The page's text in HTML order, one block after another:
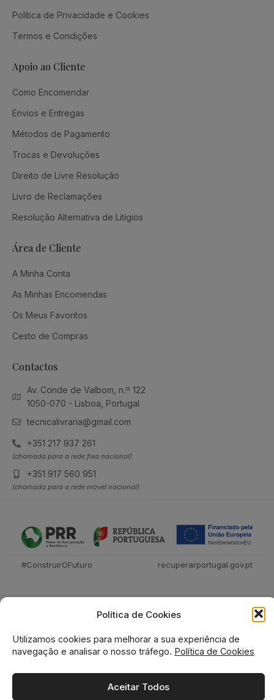
Política de Cookies
Utilizamos cookies para melhorar a sua experiência de
navegação e analisar o nosso tráfego. Política de Cookies
Aceitar Todos
Política de Privacidade e Cookies
Termos e Condições
Apoio ao Cliente
Como Encomendar
Envios e Entregas
Métodos de Pagamento
Trocas e Devoluções
Direito de Livre Resolução
Livro de Reclamações
Resolução Alternativa de Litígios
Área de Cliente
A Minha Conta
As Minhas Encomendas
Os Meus Favoritos
Cesto de Compras
Contactos
Av. Conde de Valbom, n.º 122
1050-070 - Lisboa, Portugal
tecnicalivraria@gmail.com
+351 217 937 261
(chamada para a rede fixa nacional)
+351 917 560 951
(chamada para a rede móvel nacional)
#ConstruirOFuturo recuperarportugal.gov.pt